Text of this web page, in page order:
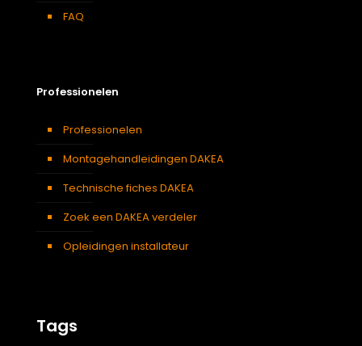
FAQ
Professionelen
Professionelen
Montagehandleidingen DAKEA
Technische fiches DAKEA
Zoek een DAKEA verdeler
Opleidingen installateur
Tags